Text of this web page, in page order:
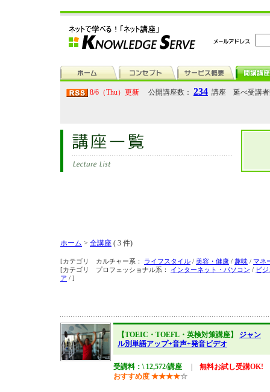
8/6（Thu）更新 公開講座数： 234 講座 延べ受講
ホーム > 全講座 ( 3 件)
[カテゴリ カルチャー系： ライフスタイル / 美容・健康 / 趣味 / マネ
[カテゴリ プロフェッショナル系： インターネット・パソコン / ビ
ア / ]
【TOEIC・TOEFL・英検対策講座】 ジャン
ル別単語アップ+音声+発音ビデオ
受講料：\ 12,572/講座
無料お試し受講OK!
おすすめ度 ★★★★☆